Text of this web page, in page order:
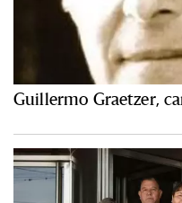
Guillermo Graetzer,